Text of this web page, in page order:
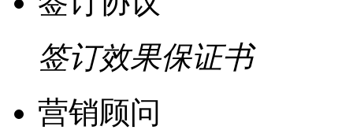
签订效果保证书
营销顾问